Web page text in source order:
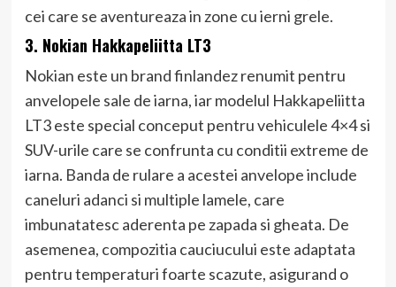
cei care se aventureaza in zone cu ierni grele.
3. Nokian Hakkapeliitta LT3
Nokian este un brand finlandez renumit pentru
anvelopele sale de iarna, iar modelul Hakkapeliitta
LT3 este special conceput pentru vehiculele 4×4 si
SUV-urile care se confrunta cu conditii extreme de
iarna. Banda de rulare a acestei anvelope include
caneluri adanci si multiple lamele, care
imbunatatesc aderenta pe zapada si gheata. De
asemenea, compozitia cauciucului este adaptata
pentru temperaturi foarte scazute, asigurand o